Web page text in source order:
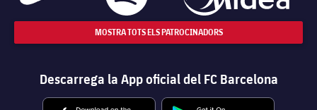
MOSTRA TOTS ELS PATROCINADORS
Descarrega la App oficial del FC Barcelona